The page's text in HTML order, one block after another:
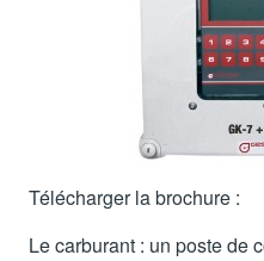
Télécharger la brochure :
Le carburant : un poste de